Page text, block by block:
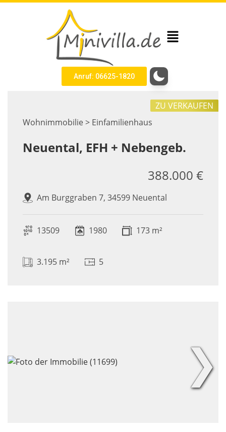
Anruf: 06625-1820
Wohnimmobilie > Einfamilienhaus
ZU VERKAUFEN
Neuental, EFH + Nebengeb.
Am Burggraben 7, 34599 Neuental
388.000 €
13509 1980 173 m²
3.195 m² 5
❯